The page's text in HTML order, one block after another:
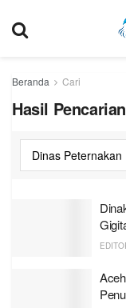
Beranda Cari
Hasil